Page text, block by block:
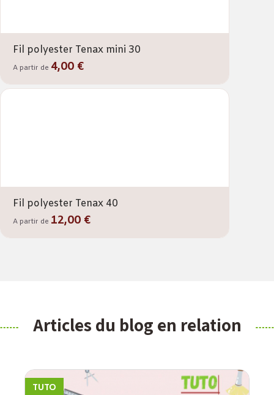
Fil polyester Tenax mini 30
A partir de 4,00 €
Fil polyester Tenax 40
A partir de 12,00 €
Articles du blog en relation
TUTO